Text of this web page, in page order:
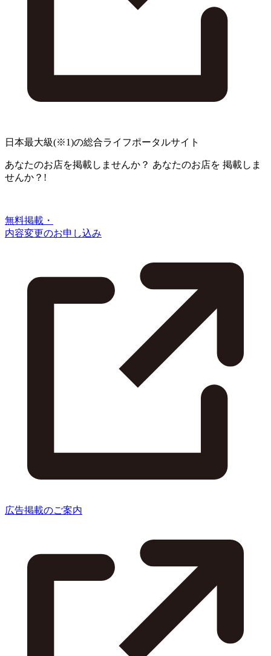
日本最大級(※1)の総合ライフポータルサイト
あなたのお店を掲載しませんか？ あなたのお店を 掲載しま
せんか？!
無料掲載・
内容変更のお申し込み
広告掲載のご案内